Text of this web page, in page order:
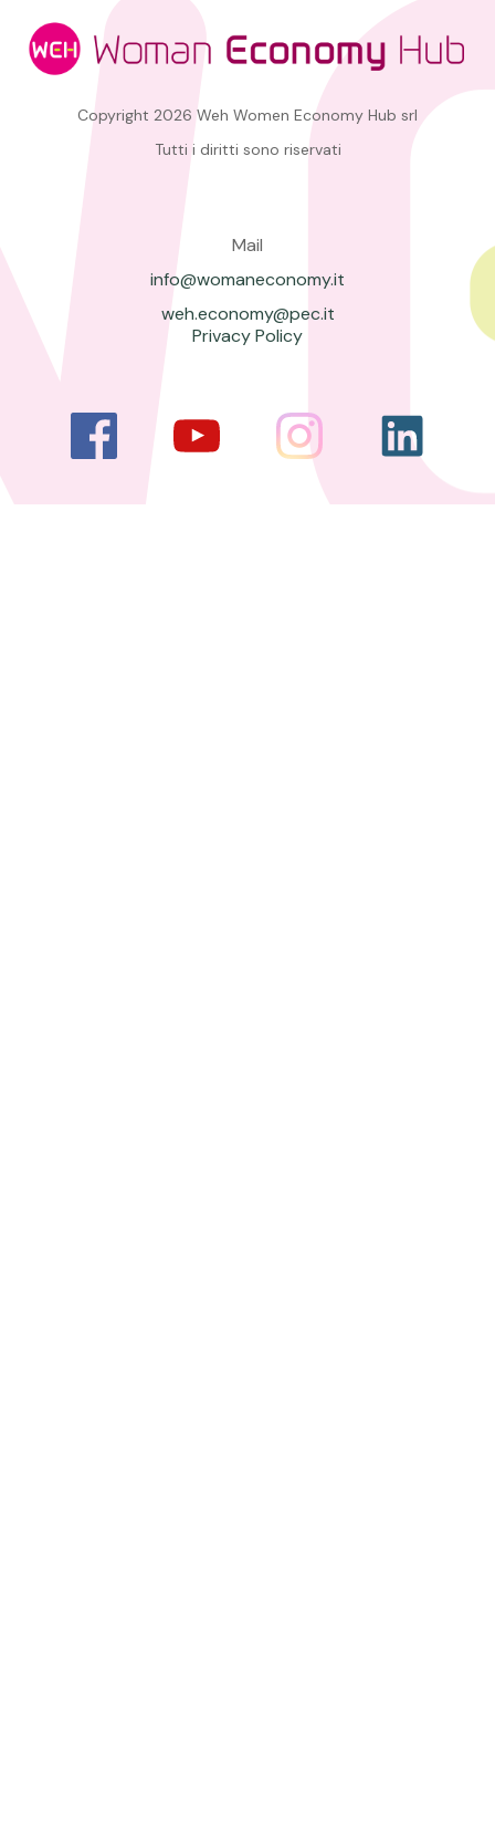
Copyright 2026 Weh Women Economy Hub srl
Tutti i diritti sono riservati
Mail
info@womaneconomy.it
weh.economy@pec.it
Privacy Policy